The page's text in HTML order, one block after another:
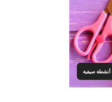
أنشطة صيفية